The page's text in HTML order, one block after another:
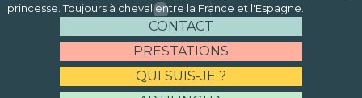
princesse. Toujours à cheval entre la France et l'Espagne.
CONTACT
PRESTATIONS
QUI SUIS-JE ?